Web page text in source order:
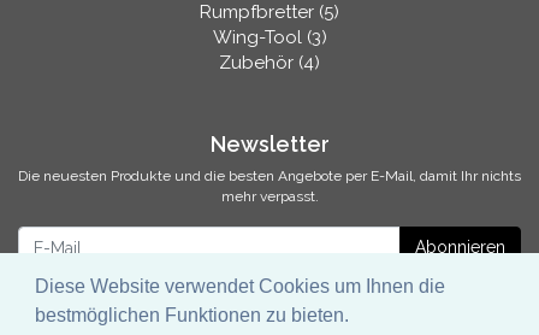
Rumpfbretter (5)
Wing-Tool (3)
Zubehör (4)
Newsletter
Die neuesten Produkte und die besten Angebote per E-Mail, damit Ihr nichts
mehr verpasst.
Abonnieren
Diese Website verwendet Cookies um Ihnen die
bestmöglichen Funktionen zu bieten.